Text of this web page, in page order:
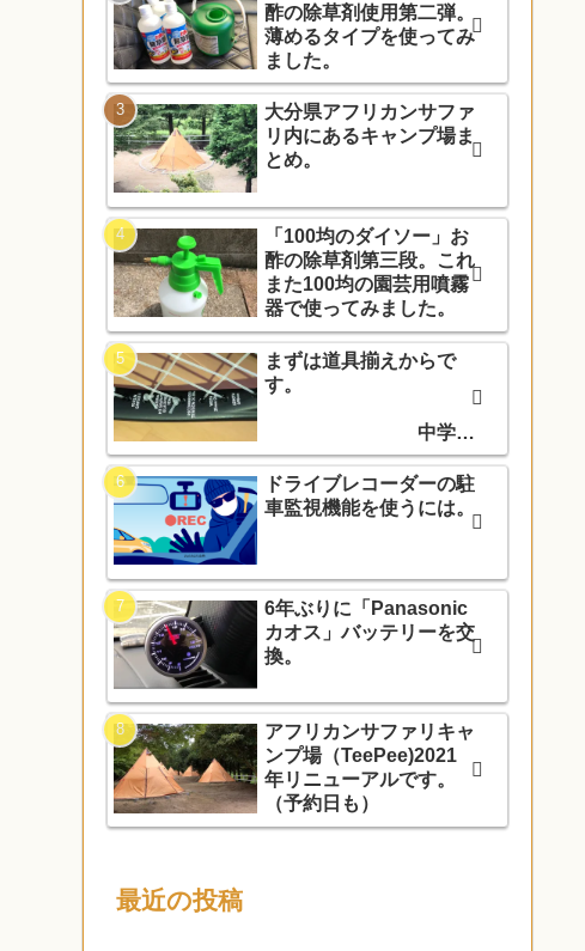
酢の除草剤使用第二弾。
薄めるタイプを使ってみ
ました。
大分県アフリカンサファ
リ内にあるキャンプ場ま
とめ。
「100均のダイソー」お
酢の除草剤第三段。これ
また100均の園芸用噴霧
器で使ってみました。
まずは道具揃えからで
す。
中学入
学でソフトテニス部に入
部しました。
ドライブレコーダーの駐
車監視機能を使うには。
6年ぶりに「Panasonic
カオス」バッテリーを交
換。
アフリカンサファリキャ
ンプ場（TeePee)2021
年リニューアルです。
（予約日も）
最近の投稿